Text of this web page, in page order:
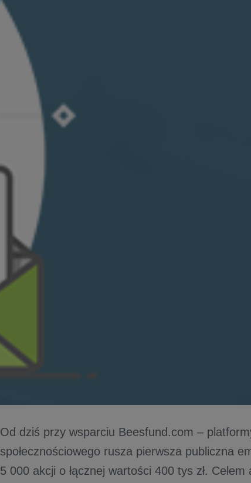
Od dziś przy wsparciu Beesfund.com –
społecznościowego rusza pierwsza publiczna
5 000 akcji o łącznej wartości 400 tys zł.